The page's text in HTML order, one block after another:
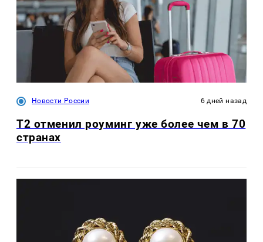
Новости России 6 дней назад
Т2 отменил роуминг уже более чем в 70
странах